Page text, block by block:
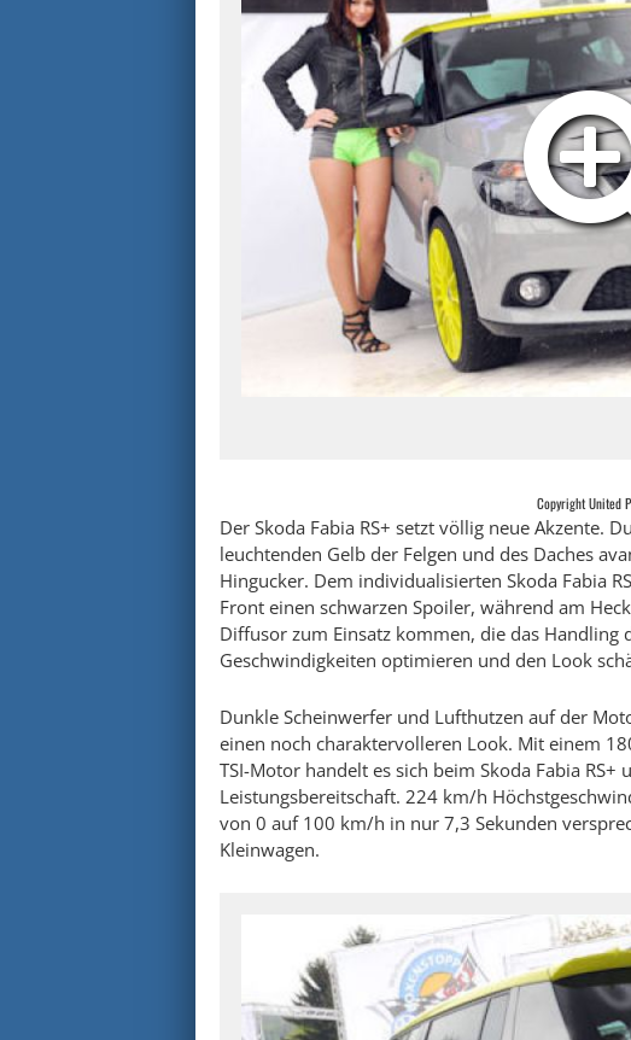
Copyright United
Der Skoda Fabia RS+ setzt völlig neue Akzente.
leuchtenden Gelb der Felgen und des Daches
Hingucker. Dem individualisierten Skoda Fabia
Front einen schwarzen Spoiler, während am
Diffusor zum Einsatz kommen, die das Handling
Geschwindigkeiten optimieren und den Look
Dunkle Scheinwerfer und Lufthutzen auf der
einen noch charaktervolleren Look. Mit einem
TSI-Motor handelt es sich beim Skoda Fabia
Leistungsbereitschaft. 224 km/h
von 0 auf 100 km/h in nur 7,3 Sekunden
Kleinwagen.